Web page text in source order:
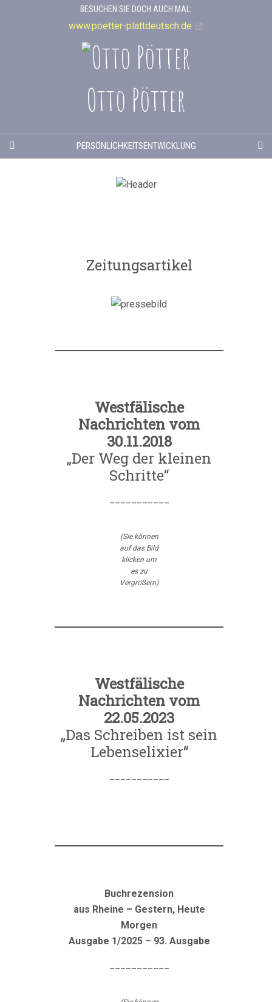
BESUCHEN SIE DOCH AUCH MAL:
www.poetter-plattdeutsch.de
Otto Pötter
PERSÖNLICHKEITSENTWICKLUNG
Zeitungsartikel
Westfälische
Nachrichten vom
30.11.2018
„Der Weg der kleinen
Schritte“
(Sie können
auf das Bild
klicken um
es zu
Vergrößern)
Westfälische
Nachrichten vom
22.05.2023
„Das Schreiben ist sein
Lebenselixier“
Buchrezension
aus Rheine – Gestern, Heute
Morgen
Ausgabe 1/2025 – 93. Ausgabe